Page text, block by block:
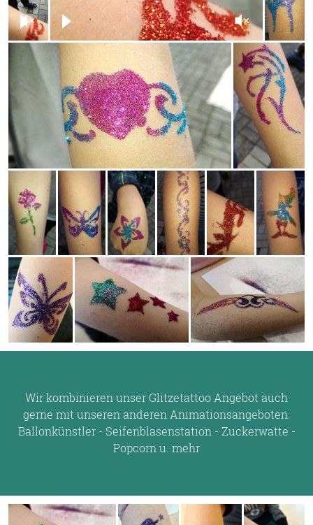
Wir kombinieren unser Glitzetattoo Angebot auch
gerne mit unseren anderen Animationsangeboten.
Ballonkünstler - Seifenblasenstation - Zuckerwatte -
Popcorn u. mehr